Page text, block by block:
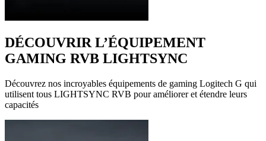
DÉCOUVRIR L’ÉQUIPEMENT
GAMING RVB LIGHTSYNC
Découvrez nos incroyables équipements de gaming Logitech G qui
utilisent tous LIGHTSYNC RVB pour améliorer et étendre leurs
capacités